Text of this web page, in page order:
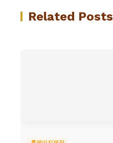
Related Posts